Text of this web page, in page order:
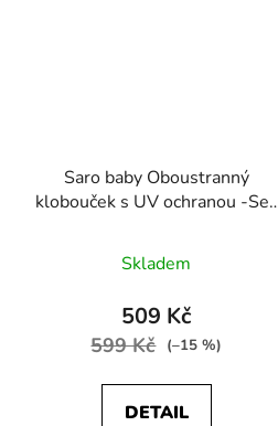
Saro baby Oboustranný
klobouček s UV ochranou -Sea
Skladem
509 Kč
599 Kč (–15 %)
DETAIL